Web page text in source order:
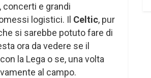
e grandi
logistici. Il Celtic, pur
si sarebbe potuto fare di
ora da vedere se il
la Lega o se, una volta
al campo.